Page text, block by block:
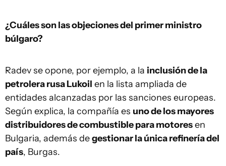
¿Cuáles son las objeciones del primer ministro
búlgaro?
Radev se opone, por ejemplo, a la inclusión de la
petrolera rusa Lukoil en la lista ampliada de
entidades alcanzadas por las sanciones europeas.
Según explica, la compañía es uno de los mayores
distribuidores de combustible para motoresen
Bulgaria, además degestionar la única refinería del
país, Burgas.